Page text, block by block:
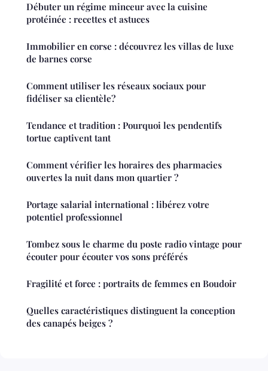
Débuter un régime minceur avec la cuisine
protéinée : recettes et astuces
Immobilier en corse : découvrez les villas de luxe
de barnes corse
Comment utiliser les réseaux sociaux pour
fidéliser sa clientèle?
Tendance et tradition : Pourquoi les pendentifs
tortue captivent tant
Comment vérifier les horaires des pharmacies
ouvertes la nuit dans mon quartier ?
Portage salarial international : libérez votre
potentiel professionnel
Tombez sous le charme du poste radio vintage pour
écouter pour écouter vos sons préférés
Fragilité et force : portraits de femmes en Boudoir
Quelles caractéristiques distinguent la conception
des canapés beiges ?